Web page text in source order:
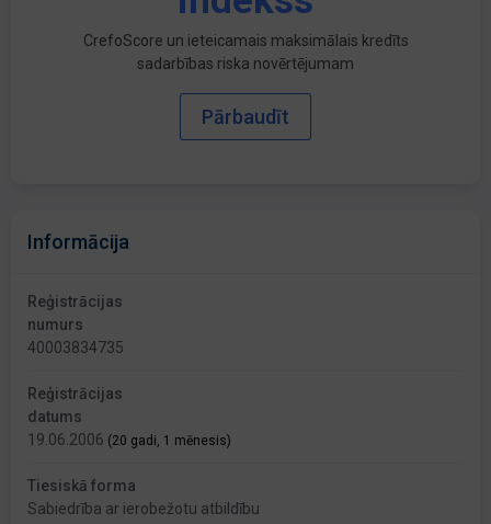
CrefoScore un ieteicamais maksimālais kredīts
sadarbības riska novērtējumam
Pārbaudīt
Informācija
Reģistrācijas
numurs
40003834735
Reģistrācijas
datums
19.06.2006 (20 gadi, 1 mēnesis)
Tiesiskā forma
Sabiedrība ar ierobežotu atbildību